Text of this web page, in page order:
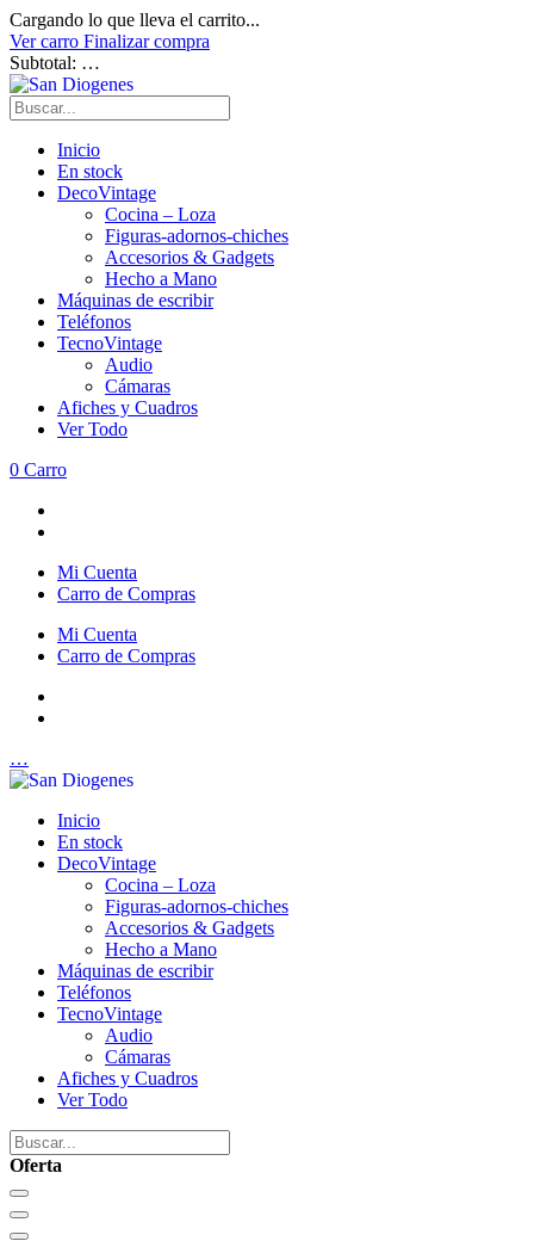
Cargando lo que lleva el carrito...
Ver carro Finalizar compra
Subtotal: …
Inicio
En stock
DecoVintage
Cocina – Loza
Figuras-adornos-chiches
Accesorios & Gadgets
Hecho a Mano
Máquinas de escribir
Teléfonos
TecnoVintage
Audio
Cámaras
Afiches y Cuadros
Ver Todo
0 Carro
Mi Cuenta
Carro de Compras
Mi Cuenta
Carro de Compras
…
Inicio
En stock
DecoVintage
Cocina – Loza
Figuras-adornos-chiches
Accesorios & Gadgets
Hecho a Mano
Máquinas de escribir
Teléfonos
TecnoVintage
Audio
Cámaras
Afiches y Cuadros
Ver Todo
Oferta